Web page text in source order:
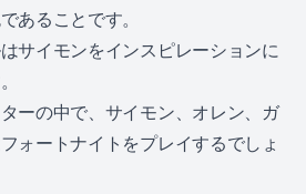
あることです。
サイモンをインスピレーションに
ーの中で、サイモン、オレン、ガ
ォートナイトをプレイするでしょ